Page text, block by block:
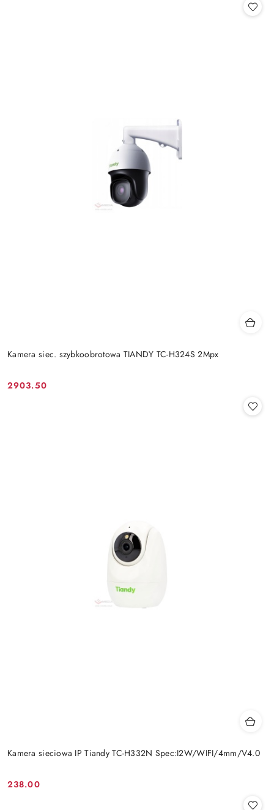
Kamera siec. szybkoobrotowa TIANDY TC-H324S 2Mpx
Cena:
2903.50
Kamera sieciowa IP Tiandy TC-H332N Spec:I2W/WIFI/4mm/V4.0
Cena:
238.00